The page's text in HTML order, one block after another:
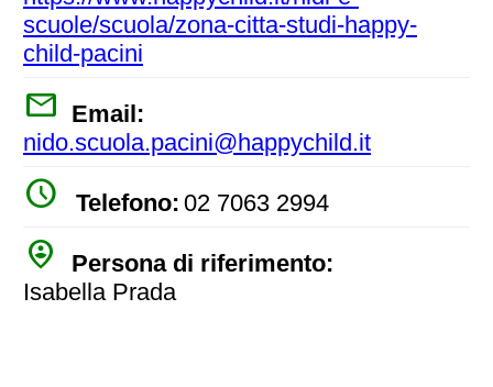
scuole/scuola/zona-citta-studi-happy-
child-pacini
mail Email:
nido.scuola.pacini@happychild.it
watch_later Telefono: 02 7063 2994
person_pin_circle
Persona di riferimento:
Isabella Prada